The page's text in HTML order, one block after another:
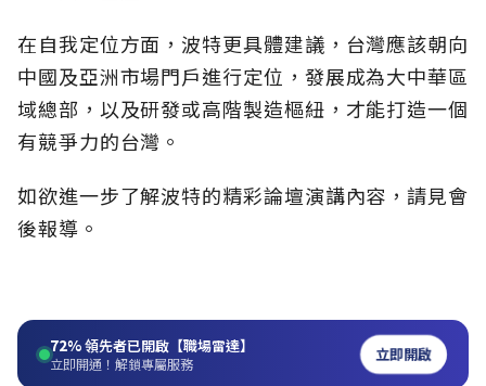
在自我定位方面，波特更具體建議，台灣應該朝向
中國及亞洲市場門戶進行定位，發展成為大中華區
域總部，以及研發或高階製造樞紐，才能打造一個
有競爭力的台灣。
如欲進一步了解波特的精彩論壇演講內容，請見會
後報導。
72%領先者已開啟【職場雷達】
立即開通！解鎖專屬服務 立即開啟